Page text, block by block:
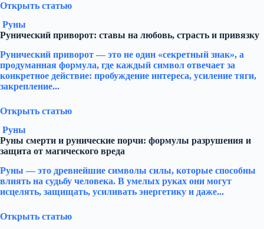
Открыть статью
Руны
Рунический приворот: ставы на любовь, страсть и привязку
Рунический приворот — это не один «секретный знак», а
продуманная формула, где каждый символ отвечает за
конкретное действие: пробуждение интереса, усиление тяги,
закрепление...
Открыть статью
Руны
Руны смерти и рунические порчи: формулы разрушения и
защита от магического вреда
Руны — это древнейшие символы силы, которые способны
влиять на судьбу человека. В умелых руках они могут
исцелять, защищать, усиливать энергетику и даже...
Открыть статью